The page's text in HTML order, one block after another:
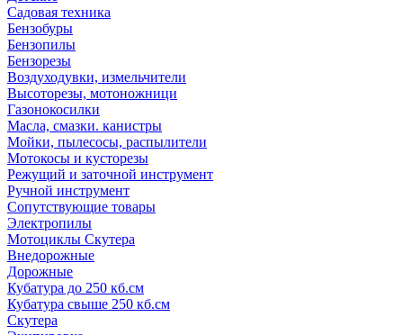
Садовая техника
Бензобуры
Бензопилы
Бензорезы
Воздуходувки, измельчители
Высоторезы, мотоножници
Газонокосилки
Масла, смазки. канистры
Мойки, пылесосы, распылители
Мотокосы и кусторезы
Режущий и заточной инструмент
Ручной инструмент
Сопутствующие товары
Электропилы
Мотоциклы Скутера
Внедорожные
Дорожные
Кубатура до 250 кб.см
Кубатура свыше 250 кб.см
Скутера